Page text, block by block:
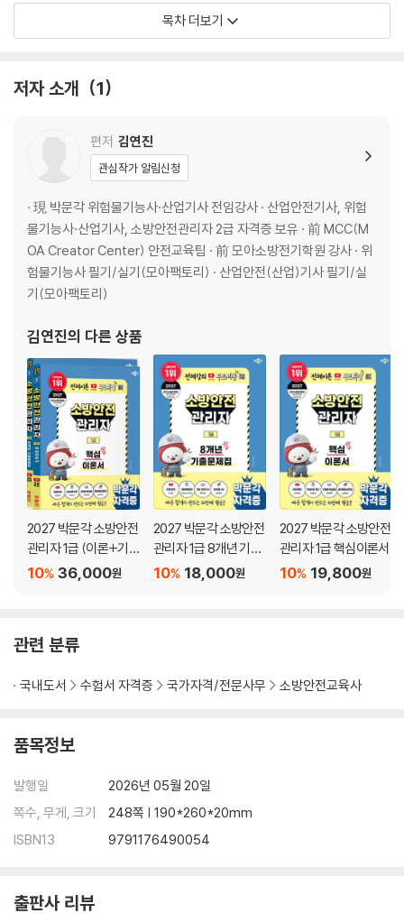
06 2021년 기출복원문제
PART 03 최빈출 기출 30제
목차 더보기
저자 소개 1
편저 김연진
관심작가 알림신청
· 現 박문각 위험물기능사·산업기사 전임강사 · 산업안전기사, 위험
물기능사·산업기사, 소방안전관리자 2급 자격증 보유 · 前 MCC(M
OA Creator Center) 안전교육팀 · 前 모아소방전기학원 강사 · 위
험물기능사 필기/실기(모아팩토리) · 산업안전(산업)기사 필기/실
기(모아팩토리)
김연진의 다른 상품
2027 박문각 소방안전
관리자 1급 (이론+기
출) 세트36,000원
10%
2027 박문각 소방안전
관리자 1급 8개년 기출
문제집18,000원
10%
2027 박문각 소방안전
관리자 1급 핵심이론서
19,800원
10%
관련 분류
국내도서 수험서 자격증 국가자격/전문사무 소방안전교육사
품목정보
발행일
2026년 05월 20일
쪽수, 무게, 크기
248쪽 | 190*260*20mm
ISBN13
9791176490054
출판사 리뷰